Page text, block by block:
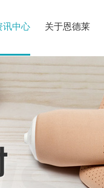
讯中心 关于恩德莱